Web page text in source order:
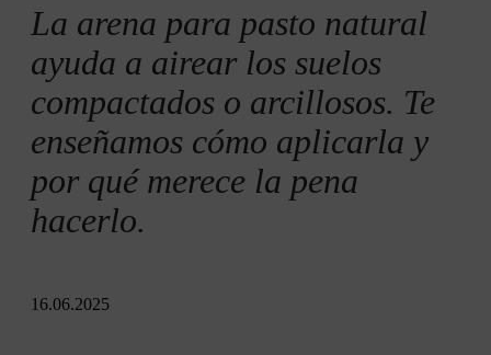
La arena para pasto natural
ayuda a airear los suelos
compactados o arcillosos. Te
enseñamos cómo aplicarla y
por qué merece la pena
hacerlo.
16.06.2025
Preparación: Abono, siega y escarificación
Echar arena al césped: Instrucciones